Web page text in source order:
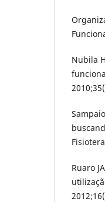
Nubila
Ruaro